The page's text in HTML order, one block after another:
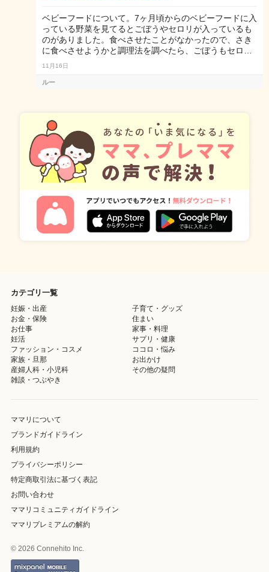
ベビーフードについて。7ヶ月頃からのベビーフードに入
っている野菜を見てるとごぼうやセロリが入っているも
のがありました。食べさせたことがなかったので、さき
に食べさせようかと調理法を調べたら、ごぼうもセロ…
11月16日
ルー
カテゴリ一覧
妊娠・出産
子育て・グッズ
お金・保険
住まい
お仕事
家事・料理
妊活
サプリ・健康
ファッション・コスメ
ココロ・悩み
家族・旦那
お出かけ
産婦人科・小児科
その他の疑問
雑談・つぶやき
ママリについて
ブランドガイドライン
利用規約
プライバシーポリシー
特定商取引法に基づく表記
お問い合わせ
ママリコミュニティガイドライン
ママリプレミアムの解約
© 2026 Connehito Inc.